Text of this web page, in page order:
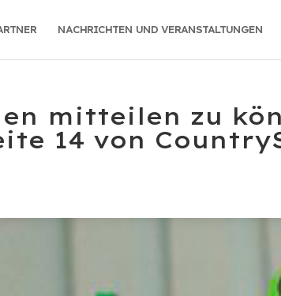
NACHRICHTEN UND VERANSTALTUNGEN
mitteilen zu
14 von